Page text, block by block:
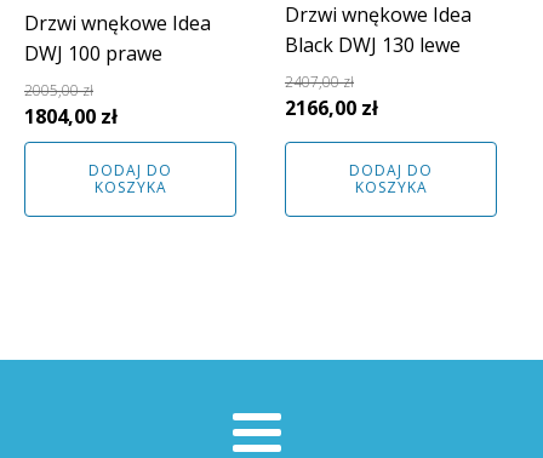
Drzwi wnękowe Idea
DWJ 100 prawe
2005,00zł
Pierwotna
cena
wynosiła:
2005,00 zł.
1804,00 złAktualna
cena
wynosi:
DODAJ DO
KOSZYKA
Drzwi wnękowe Idea
Black DWJ 130 lewe
2407,00zł
Pierwotna
cena
wynosiła:
2407,00 zł.
2166,00 złAktualna
cena
wynosi:
2166,00 zł.
DODAJ DO
KOSZYKA